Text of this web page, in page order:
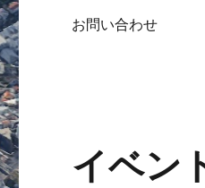
お問い合わせ
イベン